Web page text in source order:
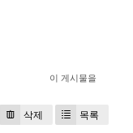
이 게시물을
삭제 목록